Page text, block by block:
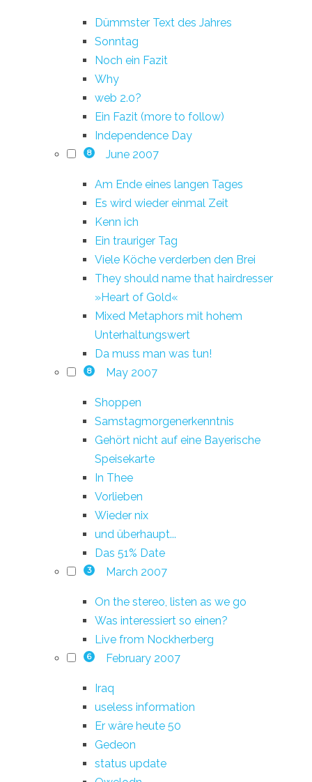
Dümmster Text des Jahres
Sonntag
Noch ein Fazit
Why
web 2.0?
Ein Fazit (more to follow)
Independence Day
8 June 2007
Am Ende eines langen Tages
Es wird wieder einmal Zeit
Kenn ich
Ein trauriger Tag
Viele Köche verderben den Brei
They should name that hairdresser
»Heart of Gold«
Mixed Metaphors mit hohem
Unterhaltungswert
Da muss man was tun!
8 May 2007
Shoppen
Samstagmorgenerkenntnis
Gehört nicht auf eine Bayerische
Speisekarte
In Thee
Vorlieben
Wieder nix
und überhaupt...
Das 51% Date
3 March 2007
On the stereo, listen as we go
Was interessiert so einen?
Live from Nockherberg
6 February 2007
Iraq
useless information
Er wäre heute 50
Gedeon
status update